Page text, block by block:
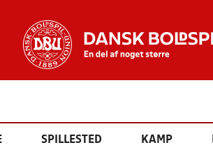
SPILLESTED KAMP